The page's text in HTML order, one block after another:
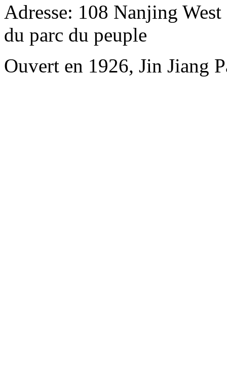
Adresse: 108 Nanjing
du parc du peuple
Ouvert en 1926, Jin Jiang